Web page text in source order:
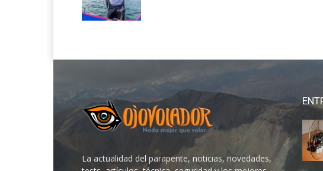
La actualidad del parapente, noticias, novedades,